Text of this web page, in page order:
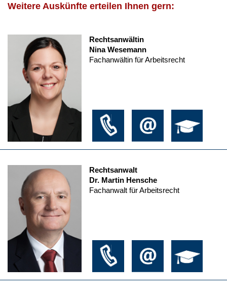
Weitere Auskünfte erteilen Ihnen gern:
Rechtsanwältin
Nina Wesemann
Fachanwältin für Arbeitsrecht
Rechtsanwalt
Dr. Martin Hensche
Fachanwalt für Arbeitsrecht